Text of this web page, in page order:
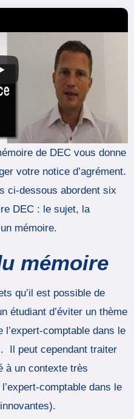
de DEC vous donne
votre notice d’agrément.
ci-dessous abordent six
DEC : le sujet, la
mémoire.
mémoire
qu’il est possible de
étudiant d’éviter un thème
comptable dans le
Il peut cependant traiter
à un contexte très
comptable dans le